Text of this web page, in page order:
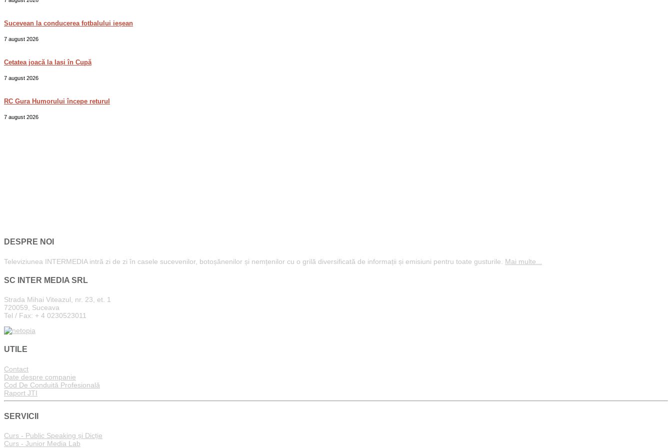
Sucevean la conducerea fotbalului ieșean
7 august 2026
Cetatea joacă la Iași în Cupă
7 august 2026
RC Gura Humorului începe returul
7 august 2026
DESPRE NOI
Televiziunea INTERMEDIA intră zi de zi în casele sucevenilor, botoșănenilor și nemțenilor cu o grilă diversificată de informații și emisiuni pentru toate gusturile. Mai multe...
SC INTER MEDIA SRL
Strada Mihai Viteazul, nr. 23, et. 1
720059, Suceava
Tel / Fax: + 4 0230523011
UTILE
Contact
Date despre companie
Cod De Conduită Profesională
Raport JTI
SERVICII
Curs - Public Speaking și Dicție
Curs - Junior Media Lab